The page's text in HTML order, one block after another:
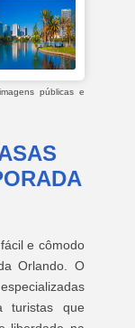
públicas e
e cômodo
Orlando. O
turistas que